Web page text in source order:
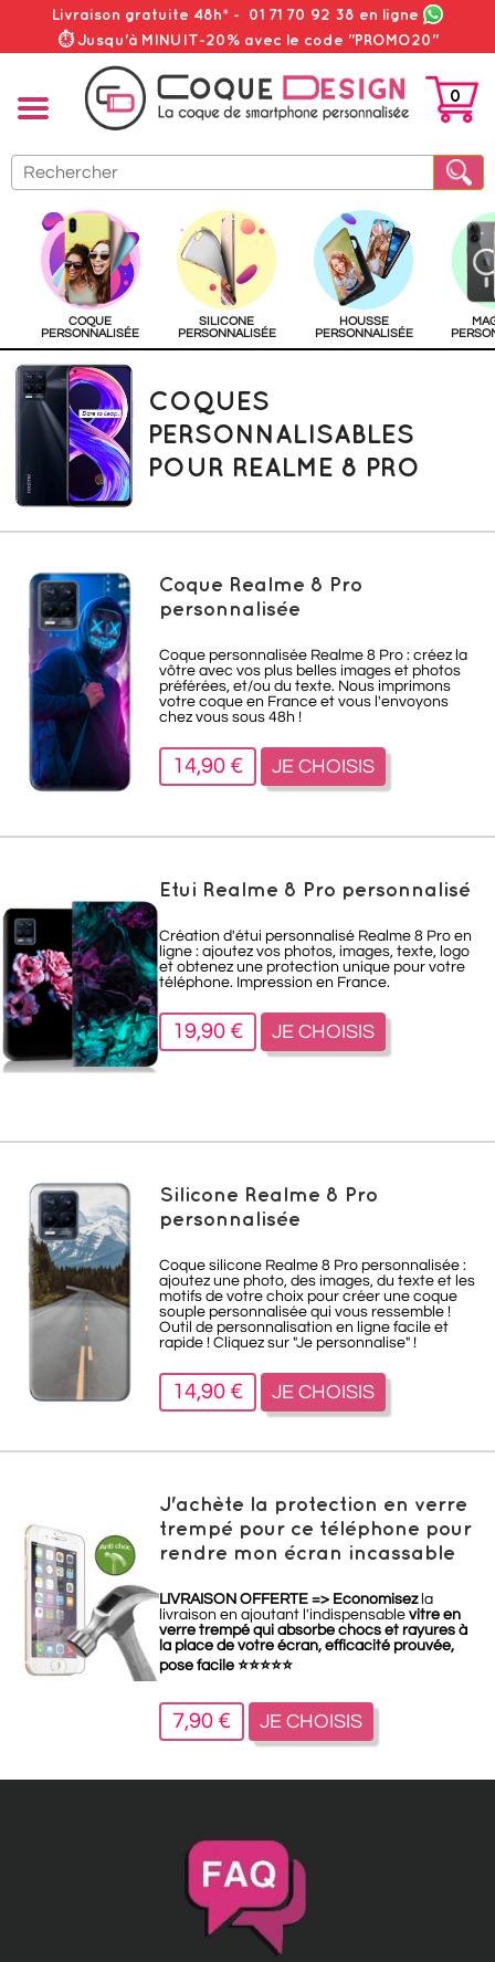
Livraison gratuite 48h* - 01 71 70 92 38 en ligne
⏱ Jusqu'à MINUIT-20% avec le code "PROMO20"
PANIER
0
COQUE
PERSONNALISÉE
SILICONE
PERSONNALISÉE
HOUSSE
PERSONNALISÉE
COQUES
PERSONNALISABLES
POUR REALME 8 PRO
Coque Realme 8 Pro
personnalisée
Coque personnalisée Realme 8 Pro : créez la
vôtre avec vos plus belles images et photos
préférées, et/ou du texte. Nous imprimons
votre coque en France et vous l'envoyons
chez vous sous 48h !
14,90 € JE CHOISIS
Etui Realme 8 Pro personnalisé
Création d'étui personnalisé Realme 8 Pro en
ligne : ajoutez vos photos, images, texte, logo
et obtenez une protection unique pour votre
téléphone. Impression en France.
19,90 € JE CHOISIS
Silicone Realme 8 Pro
personnalisée
Coque silicone Realme 8 Pro personnalisée :
ajoutez une photo, des images, du texte et les
motifs de votre choix pour créer une coque
souple personnalisée qui vous ressemble !
Outil de personnalisation en ligne facile et
rapide ! Cliquez sur "Je personnalise" !
14,90 € JE CHOISIS
J'achète la protection en verre
trempé pour ce téléphone pour
rendre mon écran incassable
LIVRAISON OFFERTE => Economisezla
livraison en ajoutant l'indispensable vitre en
verre trempé qui absorbe chocs et rayures à
la place de votre écran, efficacité prouvée,
pose facile ⭐⭐⭐⭐⭐
7,90 € JE CHOISIS